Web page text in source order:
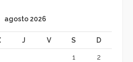
agosto 2026
J V S D
1 2